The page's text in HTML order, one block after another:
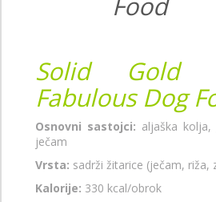
Solid Gold
Fabulous Dog
Osnovni sastojci: aljaška
ječam
Vrsta: sadrži žitarice (ječam, riža,
Kalorije: 330 kcal/obrok